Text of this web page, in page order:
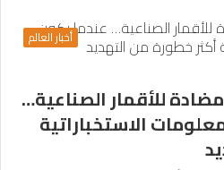
أخبار العالم
للأقمار الصناعية…
الاستخباراتية